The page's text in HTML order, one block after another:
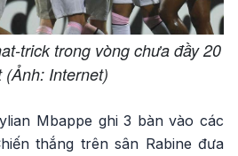
trick trong vòng chưa đầy 20
(Ảnh: Internet)
Mbappe ghi 3 bàn vào các
thắng trên sân Rabine đưa